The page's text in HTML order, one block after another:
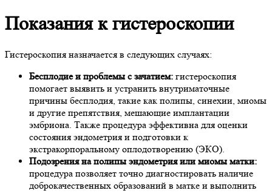
Показания к гистероскопии
Гистероскопия назначается в следующих случаях:
Бесплодие и проблемы с зачатием: гистероскопия
помогает выявить и устранить внутриматочные
причины бесплодия, такие как полипы, синехии, миомы
и другие препятствия, мешающие имплантации
эмбриона. Также процедура эффективна для оценки
состояния эндометрия и подготовки к
экстракорпоральному оплодотворению (ЭКО).
Подозрения на полипы эндометрия или миомы матки:
процедура позволяет точно диагностировать наличие
доброкачественных образований в матке и выполнить